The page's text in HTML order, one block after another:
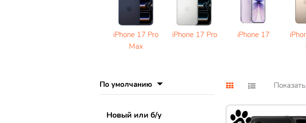
iPhone 17 Pro
Max
iPhone 17 Pro iPhone 17
По умолчанию
Новый или б/у